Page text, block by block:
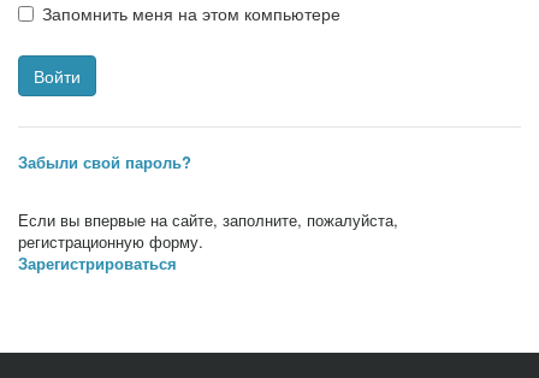
Запомнить меня на этом компьютере
Забыли свой пароль?
Если вы впервые на сайте, заполните, пожалуйста,
регистрационную форму.
Зарегистрироваться